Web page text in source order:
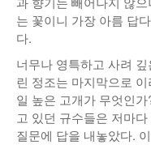
는 꽃이니 가장 아름 답
다.
너무나 영특하고 사려
린 정조는 마지막으로
일 높은 고개가 무엇인
고 있던 규수들은 저마
질문에 답을 내놓았다.